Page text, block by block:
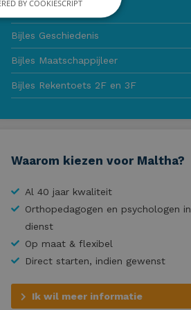
Bijles Geschiedenis
Bijles Maatschappijleer
Bijles Rekentoets 2F en 3F
Waarom kiezen voor Maltha?
Al 40 jaar kwaliteit
Orthopedagogen en psychologen in
dienst
Op maat & flexibel
Direct starten, indien gewenst
Ik wil meer informatie
BY COOKIESCRIPT